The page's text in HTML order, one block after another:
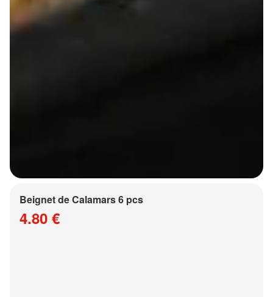
Beignet de Calamars 6 pcs
4.80 €